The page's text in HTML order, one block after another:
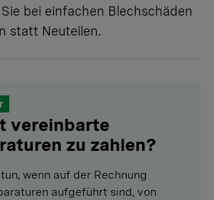
bei einfachen Blechschäden
statt Neuteilen.
vereinbarte
zu zahlen?
wenn auf der Rechnung
aufgeführt sind, von